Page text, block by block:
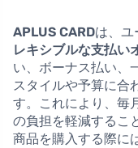
APLUS CARDは、ユ
レキシブルな支払い
い、ボーナス払い、
スタイルや予算に合
す。これにより、毎
の負担を軽減するこ
商品を購入する際に